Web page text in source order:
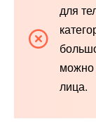
для
можно
лица.